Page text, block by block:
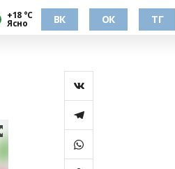
+18 °С
Ясно ВК ОК ТГ